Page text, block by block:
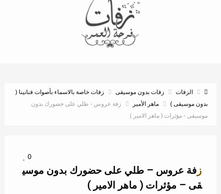
الزفات زفات بدون موسيقى
زفات خاصة بالاسماء بأصوات فنانينا (
بدون موسيقى )
ماهر الأمير
زفة عروس - طلي على حضورك بدون
موسيقى - مؤثرات ( ماهر الامير )
0
زفة عروس – طلي على حضورك بدون موسي
قى – مؤثرات ( ماهر الامير )